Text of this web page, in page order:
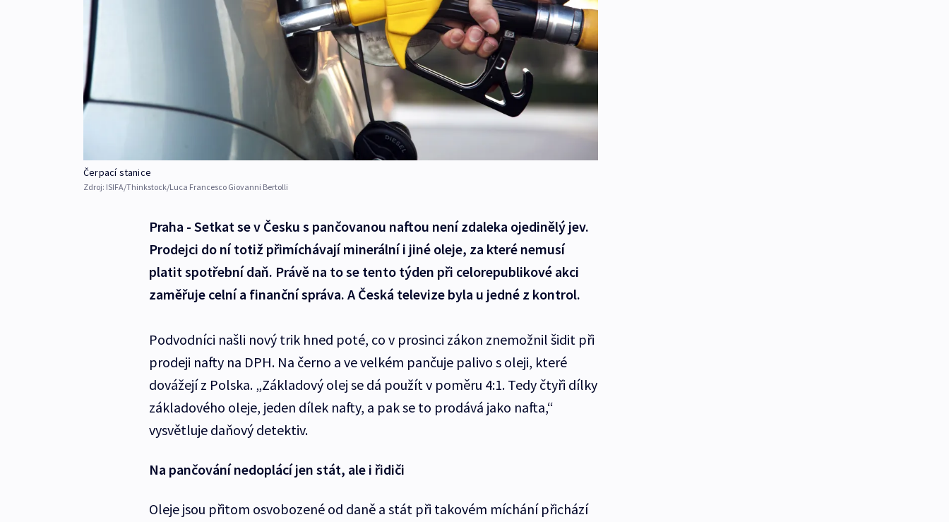
Čerpací stanice
Zdroj: ISIFA/Thinkstock/Luca Francesco Giovanni Bertolli
Praha - Setkat se v Česku s pančovanou naftou není zdaleka ojedinělý jev.
Prodejci do ní totiž přimíchávají minerální i jiné oleje, za které nemusí
platit spotřební daň. Právě na to se tento týden při celorepublikové akci
zaměřuje celní a finanční správa. A Česká televize byla u jedné z kontrol.
Podvodníci našli nový trik hned poté, co v prosinci zákon znemožnil šidit při
prodeji nafty na DPH. Na černo a ve velkém pančuje palivo s oleji, které
dovážejí z Polska. „Základový olej se dá použít v poměru 4:1. Tedy čtyři dílky
základového oleje, jeden dílek nafty, a pak se to prodává jako nafta,“
vysvětluje daňový detektiv.
Na pančování nedoplácí jen stát, ale i řidiči
Oleje jsou přitom osvobozené od daně a stát při takovém míchání přichází